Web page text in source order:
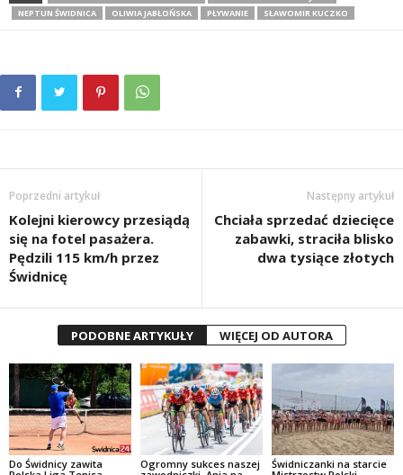
NEPTUN ŚWIDNICA
OLIWIA JABŁOŃSKA PŁYWANIE SŁAWOMIR KUCZKO
Poprzedni artykuł
Kolejni kierowcy przesiądą
się na fotel pasażera.
Pędzili 115 km/h przez
Świdnicę
Następny artykuł
Chciała sprzedać dziecięce
zabawki, straciła blisko
dwa tysiące złotych
PODOBNE ARTYKUŁY WIĘCEJ OD AUTORA
Do Świdnicy zawita
Ogromny sukces naszej
Świdniczanki na starcie